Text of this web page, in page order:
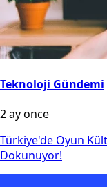
Teknoloji Gündemi
2 ay önce
Türkiye'de Oyun
Dokunuyor!